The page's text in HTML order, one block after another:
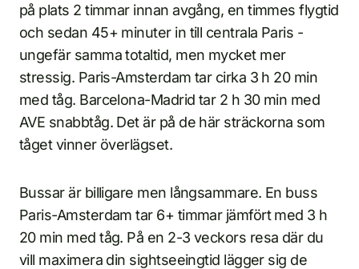
på plats 2 timmar innan avgång, en timmes flygtid
och sedan 45+ minuter in till centrala Paris -
ungefär samma totaltid, men mycket mer
stressig. Paris-Amsterdam tar cirka 3 h 20 min
med tåg. Barcelona-Madrid tar 2 h 30 min med
AVE snabbtåg. Det är på de här sträckorna som
tåget vinner överlägset.
Bussar är billigare men långsammare. En buss
Paris-Amsterdam tar 6+ timmar jämfört med 3 h
20 min med tåg. På en 2-3 veckors resa där du
vill maximera din sightseeingtid lägger sig de